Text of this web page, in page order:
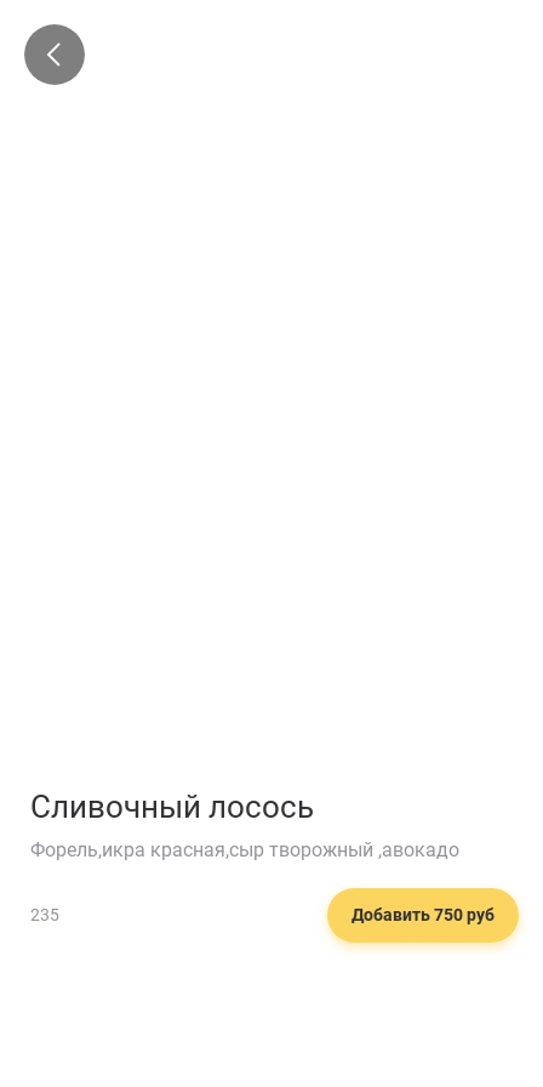
Сливочный лосось
Форель,икра красная,сыр творожный ,авокадо
235 Добавить 750 руб